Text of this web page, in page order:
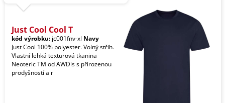
Just Cool Cool T
kód výrobku: jc001fnv-xl Navy
Just Cool 100% polyester. Volný střih.
Vlastní lehká texturová tkanina
Neoteric TM od AWDis s přirozenou
prodyšností a r